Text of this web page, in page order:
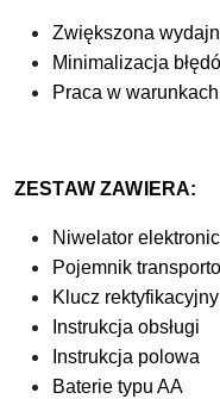
Zwiększona
Minimalizacja
Praca w
ZESTAW ZAWIERA:
Niwelator
Pojemnik
Klucz rektyfikacyjny
Instrukcja obsługi
Instrukcja polowa
Baterie typu AA